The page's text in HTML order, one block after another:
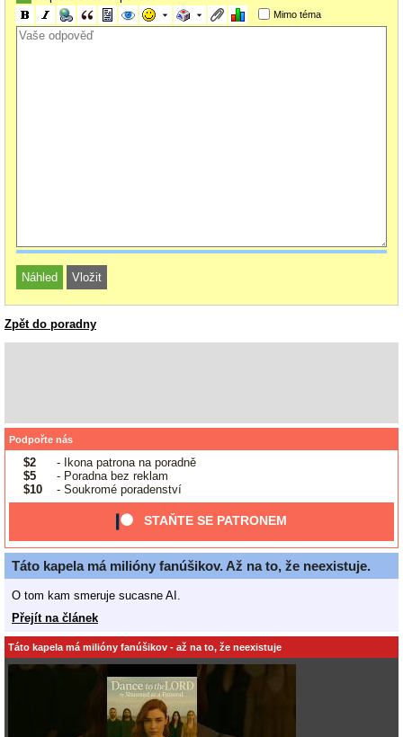
Mimo téma
Zpět do poradny
Podpořte nás
$2
- Ikona patrona na poradně
$5
- Poradna bez reklam
$10
- Soukromé poradenství
STAŇTE SE PATRONEM
Táto kapela má milióny fanúšikov. Až na to, že neexistuje.
O tom kam smeruje sucasne AI.
Přejít na článek
Táto kapela má milióny fanúšikov - až na to, že neexistuje